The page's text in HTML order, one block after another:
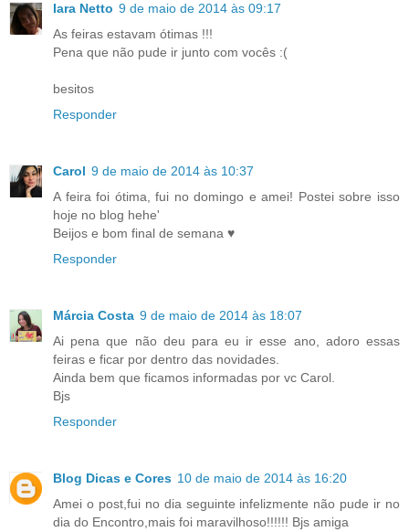
Iara Netto 9 de maio de 2014 às 09:17
As feiras estavam ótimas !!!
Pena que não pude ir junto com vocês :(
besitos
Responder
Carol 9 de maio de 2014 às 10:37
A feira foi ótima, fui no domingo e amei! Postei sobre isso
hoje no blog hehe'
Beijos e bom final de semana ♥
Responder
Márcia Costa 9 de maio de 2014 às 18:07
Ai pena que não deu para eu ir esse ano, adoro essas
feiras e ficar por dentro das novidades.
Ainda bem que ficamos informadas por vc Carol.
Bjs
Responder
Blog Dicas e Cores 10 de maio de 2014 às 16:20
Amei o post,fui no dia seguinte infelizmente não pude ir no
dia do Encontro,mais foi maravilhoso!!!!!! Bjs amiga